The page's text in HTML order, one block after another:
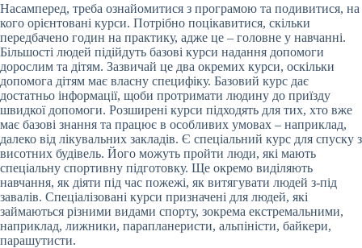
Насамперед, треба ознайомитися з програмою та подивитися, на
кого орієнтовані курси. Потрібно поцікавитися, скільки
передбачено годин на практику, адже це – головне у навчанні.
Більшості людей підійдуть базові курси надання допомоги
дорослим та дітям. Зазвичай це два окремих курси, оскільки
допомога дітям має власну специфіку. Базовий курс дає
достатньо інформації, щоби протримати людину до приїзду
швидкої допомоги. Розширені курси підходять для тих, хто вже
має базові знання та працює в особливих умовах – наприклад,
далеко від лікувальних закладів. Є спеціальний курс для спуску з
висотних будівель. Його можуть пройти люди, які мають
спеціальну спортивну підготовку. Ще окремо виділяють
навчання, як діяти під час пожежі, як витягувати людей з-під
завалів. Спеціалізовані курси призначені для людей, які
займаються різними видами спорту, зокрема екстремальними,
наприклад, лижники, парапланеристи, альпіністи, байкери,
парашутисти.